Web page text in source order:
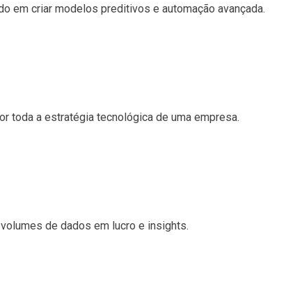
em criar modelos preditivos e automação avançada.
toda a estratégia tecnológica de uma empresa.
de dados em lucro e insights.